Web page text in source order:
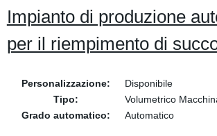
Impianto di produzione
per il riempimento di
Personalizzazione:
Disponibile
Tipo:
Volumetrico
Grado automatico:
Automatico